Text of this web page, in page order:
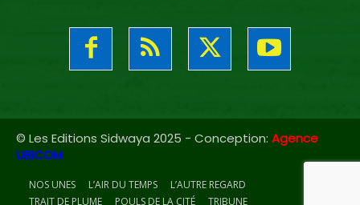
© Les Editions Sidwaya 2025 - Conception: Agence
UBICOM
NOS UNES L’AIR DU TEMPS
L’AUTRE REGARD
TRAIT DE PLUME
POULS DE LA CITÉ TRIBUNE